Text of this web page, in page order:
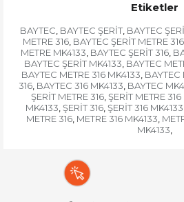
Etiketler
BAYTEC BAYTEC ŞERİT BAYTEC
METRE 316 BAYTEC ŞERİT METRE
METRE MK4133 BAYTEC ŞERİT 316,
BAYTEC ŞERİT MK4133 BAYTEC
BAYTEC METRE 316 MK4133 BAYTEC
316, BAYTEC 316 MK4133 BAYTEC
ŞERİT METRE 316 ŞERİT METRE
MK4133 ŞERİT 316, ŞERİT 316 MK4133
METRE 316 METRE 316 MK4133
MK4133